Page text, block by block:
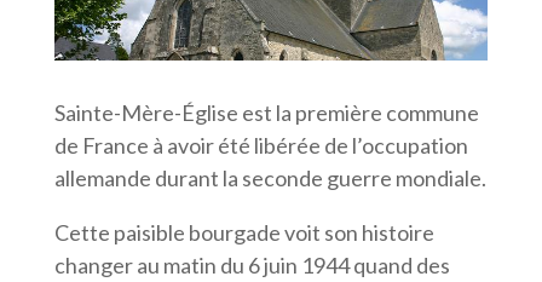
Sainte-Mère-Église est la première commune
de France à avoir été libérée de l’occupation
allemande durant la seconde guerre mondiale.
Cette paisible bourgade voit son histoire
changer au matin du 6 juin 1944 quand des